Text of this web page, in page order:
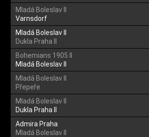
Mladá Boleslav II
Varnsdorf
Mladá Boleslav II
Dukla Praha II
Bohemians 1905 II
Mladá Boleslav II
Mladá Boleslav II
Přepeře
Mladá Boleslav II
Dukla Praha II
Admira Praha
Mladá Boleslav II